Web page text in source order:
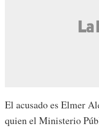
El acusado es Elmer
quien el Ministerio